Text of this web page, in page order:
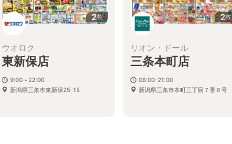
2枚
ウオロク
東新保店
9:00～22:00
新潟県三条市東新保25-15
2枚
リオン・ドール
三条本町店
08:00-21:00
新潟県三条市本町三丁目７番６号